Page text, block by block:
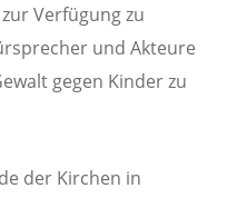
Verfügung zu
und Akteure
gegen Kinder zu
der Kirchen in